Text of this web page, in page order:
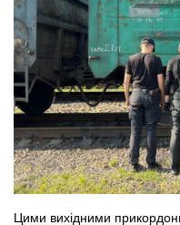
Цими вихідними